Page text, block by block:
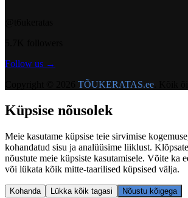
Follow us →
TÕUKERATAS.ee
Küpsise nõusolek
Meie kasutame küpsise teie sirvimise
kohandatud sisu ja analüüsime liiklust.
nõustute meie küpsiste kasutamisele. Võite ka
või lükata kõik mitte-taarilised küpsised välja.
Kohanda Lükka kõik tagasi Nõustu kõigega